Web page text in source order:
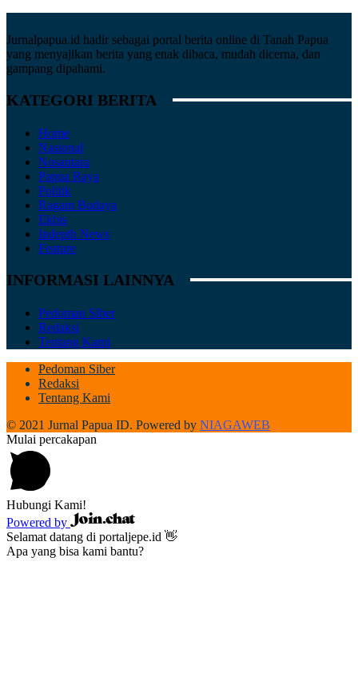
Jurnalpapua.id hadir sebagai portal berita online di Tanah Papua
yang menyajikan berita yang enak dibaca, mudah dicerna, dan
gampang dipahami.
KATEGORI BERITA
Home
Nasional
Nusantara
Papua Raya
Politik
Ragam Budaya
Ekbis
Indepth News
Feature
INFORMASI LAINNYA
Pedoman Siber
Redaksi
Tentang Kami
Pedoman Siber
Redaksi
Tentang Kami
© 2021 Jurnal Papua ID. Powered by NIAGAWEB
Mulai percakapan
Hubungi Kami!
Powered by
Selamat datang di portaljepe.id 👋
Apa yang bisa kami bantu?